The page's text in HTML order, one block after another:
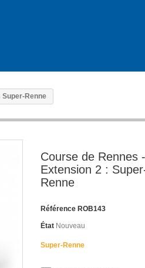
Super-Renne
Course de Rennes -
Extension 2 :
Renne
Référence ROB143
État Nouveau
Super-Renne